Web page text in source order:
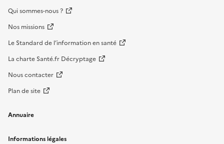
Qui sommes-nous ?
Nos missions
Le Standard de l’information en santé
La charte Santé.fr Décryptage
Nous contacter
Plan de site
Annuaire
Informations légales